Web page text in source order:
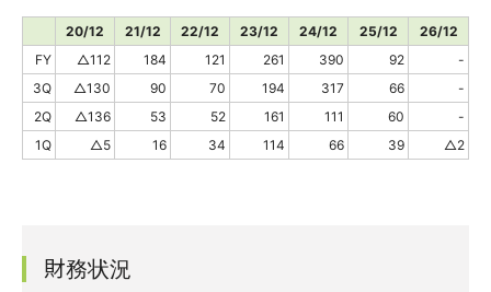
20/12 21/12 22/12 23/12 24/12 25/12
26/12
FY
△112 184 121 261 390 92
-
3Q
△130 90 70 194 317 66
-
2Q
△136 53 52 161 111 60
-
1Q
△5 16 34 114 66 39 △2
財務状況